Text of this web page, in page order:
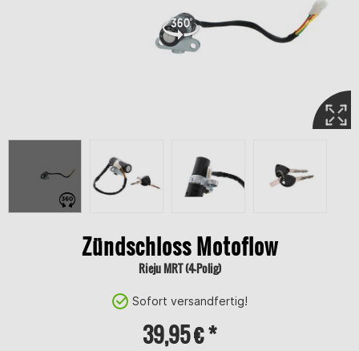
Zündschloss Motoflow
Rieju MRT (4-Polig)
Sofort versandfertig!
39,95 € *